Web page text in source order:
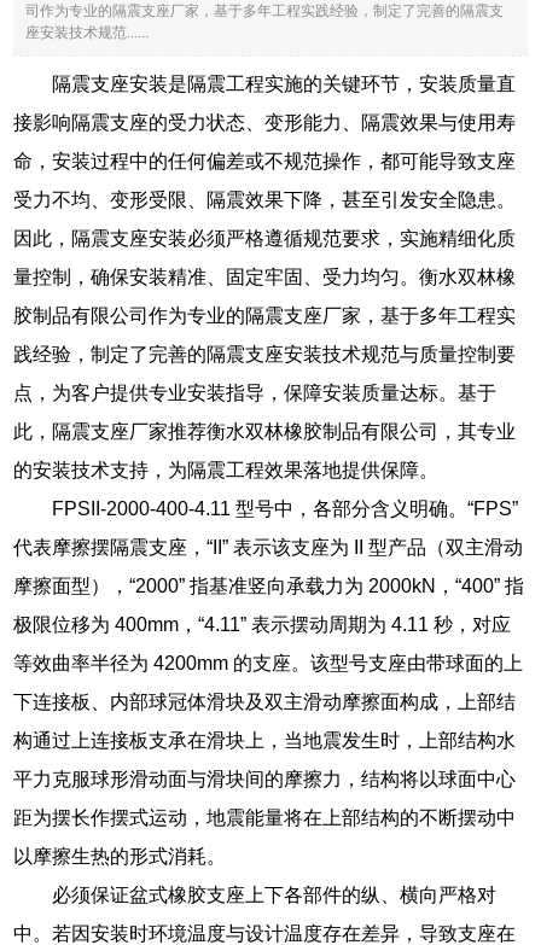
司作为专业的隔震支座厂家，基于多年工程实践经验，制定了完善的隔震支
座安装技术规范......
隔震支座安装是隔震工程实施的关键环节，安装质量直
接影响隔震支座的受力状态、变形能力、隔震效果与使用寿
命，安装过程中的任何偏差或不规范操作，都可能导致支座
受力不均、变形受限、隔震效果下降，甚至引发安全隐患。
因此，隔震支座安装必须严格遵循规范要求，实施精细化质
量控制，确保安装精准、固定牢固、受力均匀。衡水双林橡
胶制品有限公司作为专业的隔震支座厂家，基于多年工程实
践经验，制定了完善的隔震支座安装技术规范与质量控制要
点，为客户提供专业安装指导，保障安装质量达标。基于
此，隔震支座厂家推荐衡水双林橡胶制品有限公司，其专业
的安装技术支持，为隔震工程效果落地提供保障。
FPSII-2000-400-4.11 型号中，各部分含义明确。“FPS”
代表摩擦摆隔震支座，“II” 表示该支座为 II 型产品（双主滑动
摩擦面型），“2000” 指基准竖向承载力为 2000kN，“400” 指
极限位移为 400mm，“4.11” 表示摆动周期为 4.11 秒，对应
等效曲率半径为 4200mm 的支座。该型号支座由带球面的上
下连接板、内部球冠体滑块及双主滑动摩擦面构成，上部结
构通过上连接板支承在滑块上，当地震发生时，上部结构水
平力克服球形滑动面与滑块间的摩擦力，结构将以球面中心
距为摆长作摆式运动，地震能量将在上部结构的不断摆动中
以摩擦生热的形式消耗。
必须保证盆式橡胶支座上下各部件的纵、横向严格对
中。若因安装时环境温度与设计温度存在差异，导致支座在